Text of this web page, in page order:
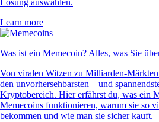
Lösung auswählen.
Learn more
Was ist ein Memecoin? Alles, was Sie
Von viralen Witzen zu Milliarden-
den unvorhersehbarsten – und
Kryptobereich. Hier erfährst du, was ein
Memecoins funktionieren, warum sie so
bekommen und wie man sie sicher kauft.